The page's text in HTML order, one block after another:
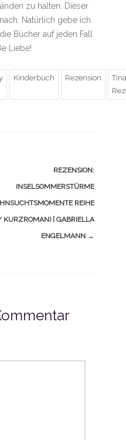
zu halten. Dieser
Natürlich gebe ich
Bücher auf jeden Fall
Liebe!
Kinderbuch Rezension
REZENSION:
INSELSOMMERSTÜRME
REIHE
KURZROMAN) | GABRIELLA
ENGELMANN →